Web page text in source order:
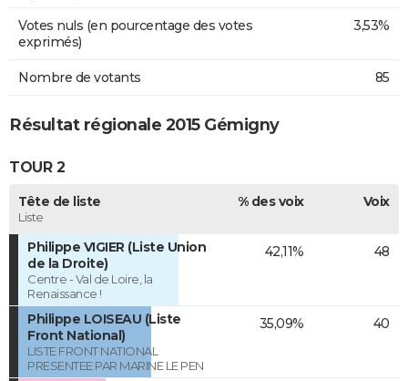
Votes nuls (en pourcentage des votes
exprimés)
3,53%
Nombre de votants 85
Résultat régionale 2015 Gémigny
TOUR 2
Tête de liste
Liste
% des voix Voix
Philippe VIGIER (Liste Union
de la Droite)
Centre - Val de Loire, la
Renaissance !
42,11% 48
Philippe LOISEAU (Liste
Front National)
LISTE FRONT NATIONAL
PRESENTEE PAR MARINE LE PEN
35,09% 40